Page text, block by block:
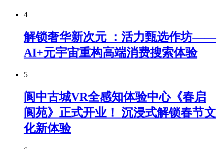
4
解锁奢华新次元 ：活力甄选作坊——
AI+元宇宙重构高端消费搜索体验
5
阆中古城VR全感知体验中心《春启
阆苑》正式开业！ 沉浸式解锁春节文
化新体验